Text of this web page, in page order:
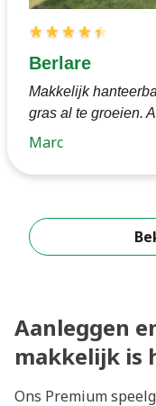
Berlare
Makkelijk
gras al te groeien.
Marc
Aanleggen
makkelijk is
Ons Premium